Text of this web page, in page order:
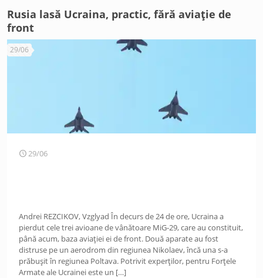
Rusia lasă Ucraina, practic, fără aviație de
front
29/06
29/06
Andrei REZCIKOV, Vzglyad În decurs de 24 de ore, Ucraina a
pierdut cele trei avioane de vânătoare MiG-29, care au constituit,
până acum, baza aviației ei de front. Două aparate au fost
distruse pe un aerodrom din regiunea Nikolaev, încă una s-a
prăbușit în regiunea Poltava. Potrivit experților, pentru Forțele
Armate ale Ucrainei este un […]